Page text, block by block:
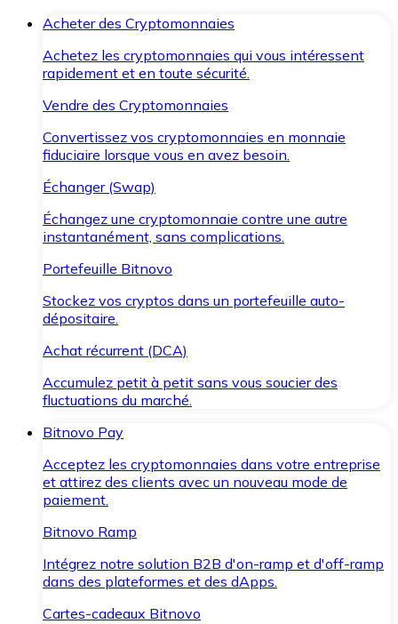
Acheter des Cryptomonnaies
Achetez les cryptomonnaies qui vous intéressent
rapidement et en toute sécurité.
Vendre des Cryptomonnaies
Convertissez vos cryptomonnaies en monnaie
fiduciaire lorsque vous en avez besoin.
Échanger (Swap)
Échangez une cryptomonnaie contre une autre
instantanément, sans complications.
Portefeuille Bitnovo
Stockez vos cryptos dans un portefeuille auto-
dépositaire.
Achat récurrent (DCA)
Accumulez petit à petit sans vous soucier des
fluctuations du marché.
Bitnovo Pay
Acceptez les cryptomonnaies dans votre entreprise
et attirez des clients avec un nouveau mode de
paiement.
Bitnovo Ramp
Intégrez notre solution B2B d'on-ramp et d'off-ramp
dans des plateformes et des dApps.
Cartes-cadeaux Bitnovo